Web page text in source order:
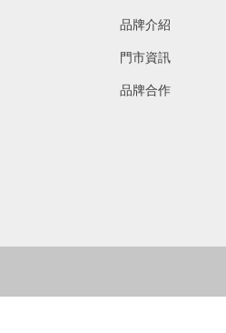
品牌介紹
門市資訊
品牌合作